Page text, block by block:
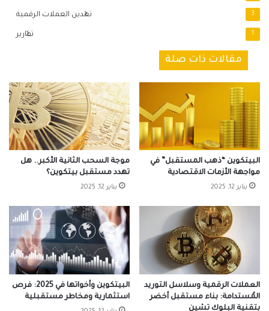
تعدين العملات الرقمية 3
تقارير 1
مقالات ذات صلة
موجة السحب الثانية الأكبر.. هل
تهدد مستقبل بيتكوين؟
يناير 12, 2025
البيتكوين “ذهب المستقبل” في
مواجهة الأزمات الاقتصادية
يناير 12, 2025
البيتكوين وأخواتها في 2025: فرص
استثمارية ومخاطر مستقبلية
العملات الرقمية وسلاسل التوريد
المُستدامة: بناء مستقبل أخضر
بتقنية البلوك تشين